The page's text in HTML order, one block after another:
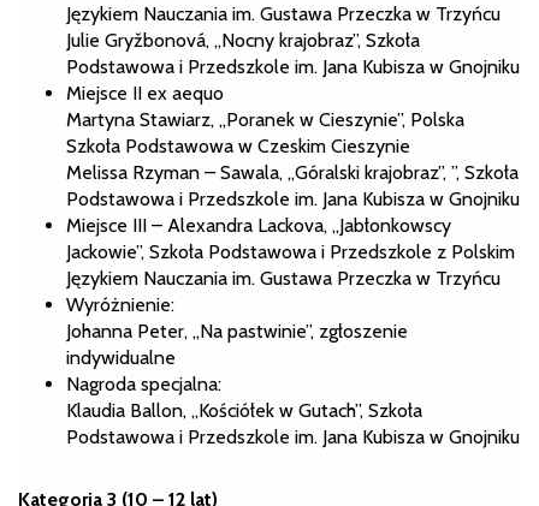
Językiem Nauczania im. Gustawa Przeczka w Trzyńcu
Julie Gryžbonová, „Nocny krajobraz”, Szkoła
Podstawowa i Przedszkole im. Jana Kubisza w Gnojniku
Miejsce II ex aequo
Martyna Stawiarz, „Poranek w Cieszynie”, Polska
Szkoła Podstawowa w Czeskim Cieszynie
Melissa Rzyman – Sawala, „Góralski krajobraz”, ”, Szkoła
Podstawowa i Przedszkole im. Jana Kubisza w Gnojniku
Miejsce III – Alexandra Lackova, „Jabłonkowscy
Jackowie”, Szkoła Podstawowa i Przedszkole z Polskim
Językiem Nauczania im. Gustawa Przeczka w Trzyńcu
Wyróżnienie:
Johanna Peter, „Na pastwinie”, zgłoszenie
indywidualne
Nagroda specjalna:
Klaudia Ballon, „Kościółek w Gutach”, Szkoła
Podstawowa i Przedszkole im. Jana Kubisza w Gnojniku
Kategoria 3 (10 – 12 lat)